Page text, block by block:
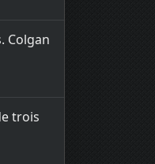
Colgan
trois